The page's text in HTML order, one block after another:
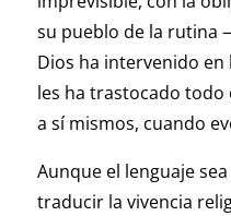
su pueblo de la rutina
Dios ha intervenido
les ha trastocado todo
a sí mismos, cuando
Aunque el lenguaje
traducir la vivencia